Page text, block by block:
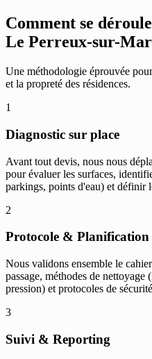
Comment se
Le Perreux-sur-
Une méthodologie éprouvée
et la propreté des résidences.
1
Diagnostic sur place
Avant tout devis, nous nous
pour évaluer les surfaces,
parkings, points d'eau) et définir
2
Protocole & Planification
Nous validons ensemble le
passage, méthodes de
pression) et protocoles de
3
Suivi & Reporting